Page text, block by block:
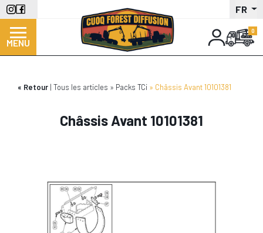
Aller
au
contenu
principal
FR
MENU
Retour Tous les articles Packs TCi Châssis Avant 10101381
Châssis Avant 10101381